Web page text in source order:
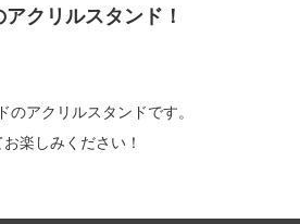
クリルスタンド！
アクリルスタンドです。
楽しみください！